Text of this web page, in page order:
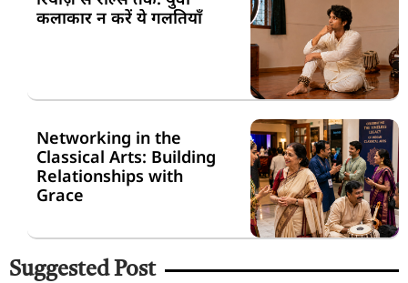
कलाकार न करें ये गलतियाँ
Networking in the
Classical Arts: Building
Relationships with
Grace
Suggested Post